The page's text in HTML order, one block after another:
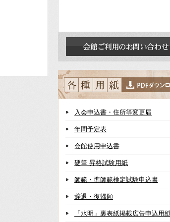
入会申込書・住所等変更届
年間予定表
会館使用申込書
硬筆 昇格試験用紙
師範・準師範検定試験申込書
辞退・復帰願
「水明」裏表紙掲載広告申込用